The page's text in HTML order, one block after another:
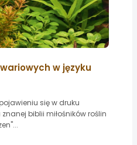
w języku
się w druku
biblii miłośników roślin